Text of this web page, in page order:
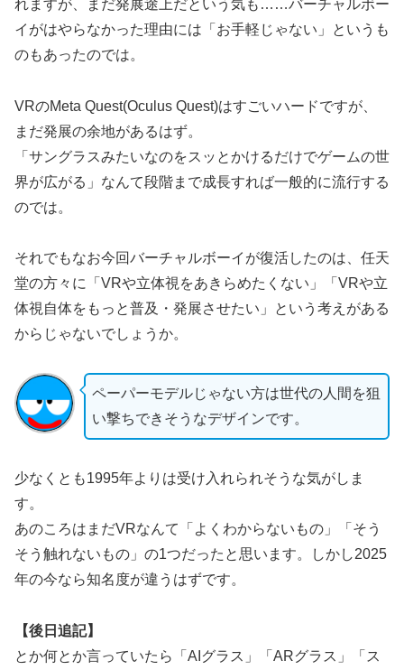
れますが、まだ発展途上だという気も……バーチャルボー
イがはやらなかった理由には「お手軽じゃない」というも
のもあったのでは。
VRのMeta Quest(Oculus Quest)はすごいハードですが、
まだ発展の余地があるはず。
「サングラスみたいなのをスッとかけるだけでゲームの世
界が広がる」なんて段階まで成長すれば一般的に流行する
のでは。
それでもなお今回バーチャルボーイが復活したのは、任天
堂の方々に「VRや立体視をあきらめたくない」「VRや立
体視自体をもっと普及・発展させたい」という考えがある
からじゃないでしょうか。
ペーパーモデルじゃない方は世代の人間を狙
い撃ちできそうなデザインです。
少なくとも1995年よりは受け入れられそうな気がしま
す。
あのころはまだVRなんて「よくわからないもの」「そう
そう触れないもの」の1つだったと思います。しかし2025
年の今なら知名度が違うはずです。
【後日追記】
とか何とか言っていたら「AIグラス」「ARグラス」「ス